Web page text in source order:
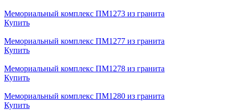
Мемориальный комплекс ПМ1273 из гранита
Купить
Мемориальный комплекс ПМ1277 из гранита
Купить
Мемориальный комплекс ПМ1278 из гранита
Купить
Мемориальный комплекс ПМ1280 из гранита
Купить